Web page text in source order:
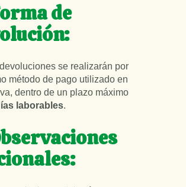
de
se realizarán por
método de pago utilizado en
dentro de un plazo máximo
laborables.